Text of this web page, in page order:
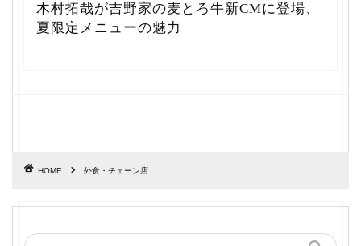
木村拓哉が吉野家の麦とろ牛新CMに登場、
夏限定メニューの魅力
HOME 外食・チェーン店